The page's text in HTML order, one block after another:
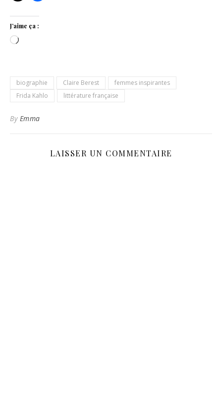
J’aime ça :
Chargement…
biographie Claire Berest
femmes inspirantes
Frida Kahlo
littérature française
By Emma
LAISSER UN COMMENTAIRE